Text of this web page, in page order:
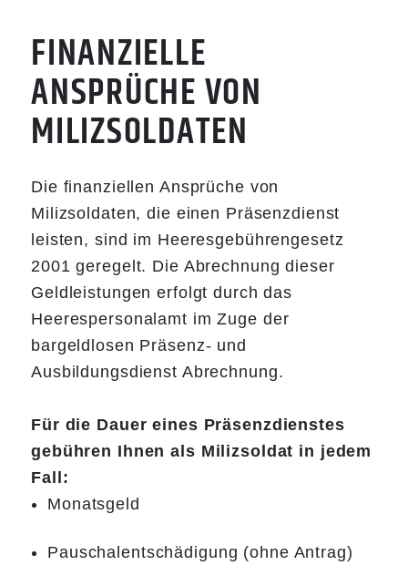
FINANZIELLE
ANSPRÜCHE VON
MILIZSOLDATEN
Die finanziellen Ansprüche von
Milizsoldaten, die einen Präsenzdienst
leisten, sind im Heeresgebührengesetz
2001 geregelt. Die Abrechnung dieser
Geldleistungen erfolgt durch das
Heerespersonalamt im Zuge der
bargeldlosen Präsenz- und
Ausbildungsdienst Abrechnung.
Für die Dauer eines Präsenzdienstes
gebühren Ihnen als Milizsoldat in jedem
Fall:
Monatsgeld
Pauschalentschädigung (ohne Antrag)